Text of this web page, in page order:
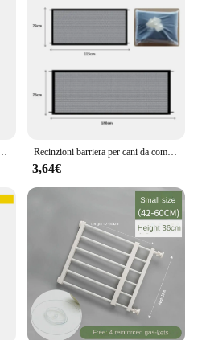
electrical connections
Suitable for various
or Quantity: Customizable
and Safety**
industriale is a testament to
and safety in industrial
high-grade polycarbonate,
designed to withstand the
ensuring they remain a
safety arsenal. Their
only provides a sturdy
hazards but also resists
its integrity over time.
Recinzioni barriera per cani da compagnia con gancio da 4 pezzi Cancello per scale in rete isolata per animali domestici Nuovo box pieghevole in rete traspirante per recinzione di sicurezza per cani
3,64€